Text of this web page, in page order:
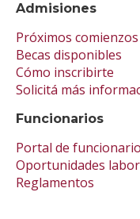
Admisiones
Próximos comienzos
Becas disponibles
Cómo inscribirte
Solicitá más
Funcionarios
Portal de
Oportunidades
Reglamentos